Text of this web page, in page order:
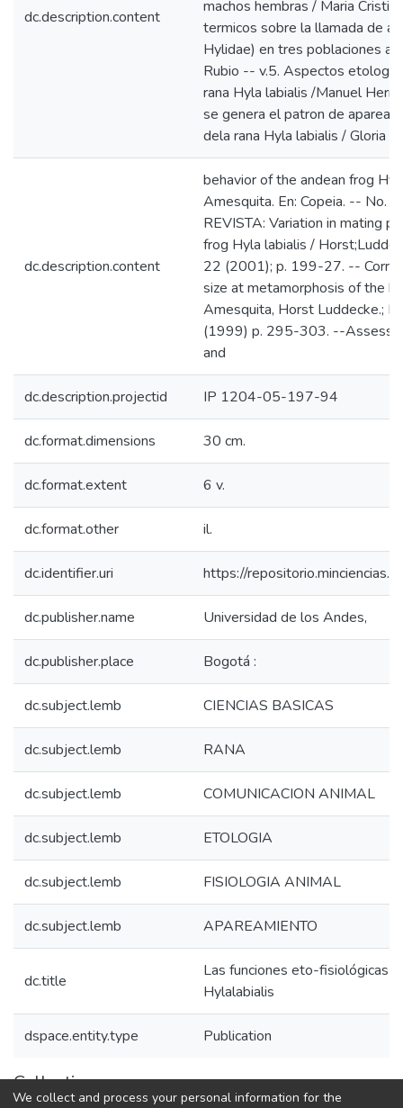
dc.description.content
machos hembras / Maria
termicos sobre la llamada de
Hylidae) en tres poblaciones
Rubio -- v.5. Aspectos
rana Hyla labialis /Manuel
se genera el patron de
dela rana Hyla labialis / Gloria
dc.description.content
behavior of the andean frog
Amesquita. En: Copeia. -- No.
REVISTA: Variation in mating
frog Hyla labialis /
22 (2001); p. 199-27. --
size at metamorphosis of the
Amesquita, Horst Luddecke.;
(1999) p. 295-303. --
and
dc.description.projectid IP 1204-05-197-94
dc.format.dimensions 30 cm.
dc.format.extent 6 v.
dc.format.other il.
dc.identifier.uri https://
dc.publisher.name Universidad de los Andes,
dc.publisher.place Bogotá :
dc.subject.lemb CIENCIAS BASICAS
dc.subject.lemb RANA
dc.subject.lemb COMUNICACION ANIMAL
dc.subject.lemb ETOLOGIA
dc.subject.lemb FISIOLOGIA ANIMAL
dc.subject.lemb APAREAMIENTO
dc.title
Las funciones eto-fisiológicas
Hylalabialis
dspace.entity.type Publication
Collections
We collect and process your personal information for the